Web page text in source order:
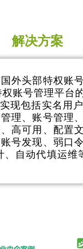
解决方案
外头部特权账
账号管理平台
现包括实名用
理、账号管理
高可用、配置
号发现、弱口令
、自动代填运维